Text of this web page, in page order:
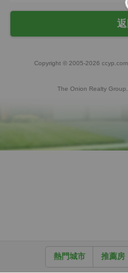
熱門城市 推薦房
Copyright © 2005-2026
The Onion Realty